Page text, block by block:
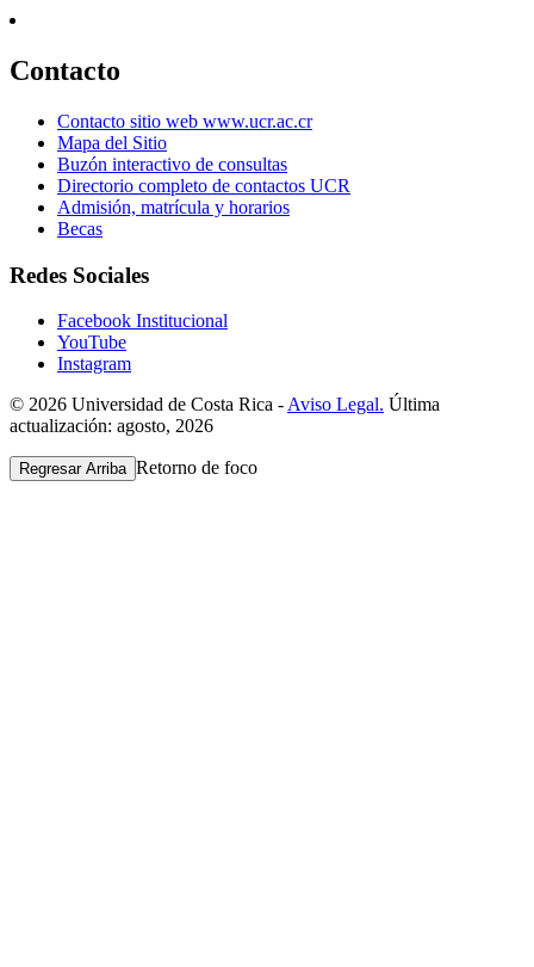
Contacto
Contacto sitio web www.ucr.ac.cr
Mapa del Sitio
Buzón interactivo de consultas
Directorio completo de contactos UCR
Admisión, matrícula y horarios
Becas
Redes Sociales
Facebook Institucional
YouTube
Instagram
© 2026 Universidad de Costa Rica -Aviso Legal. Última
actualización: agosto, 2026
Regresar Arriba Retorno de foco